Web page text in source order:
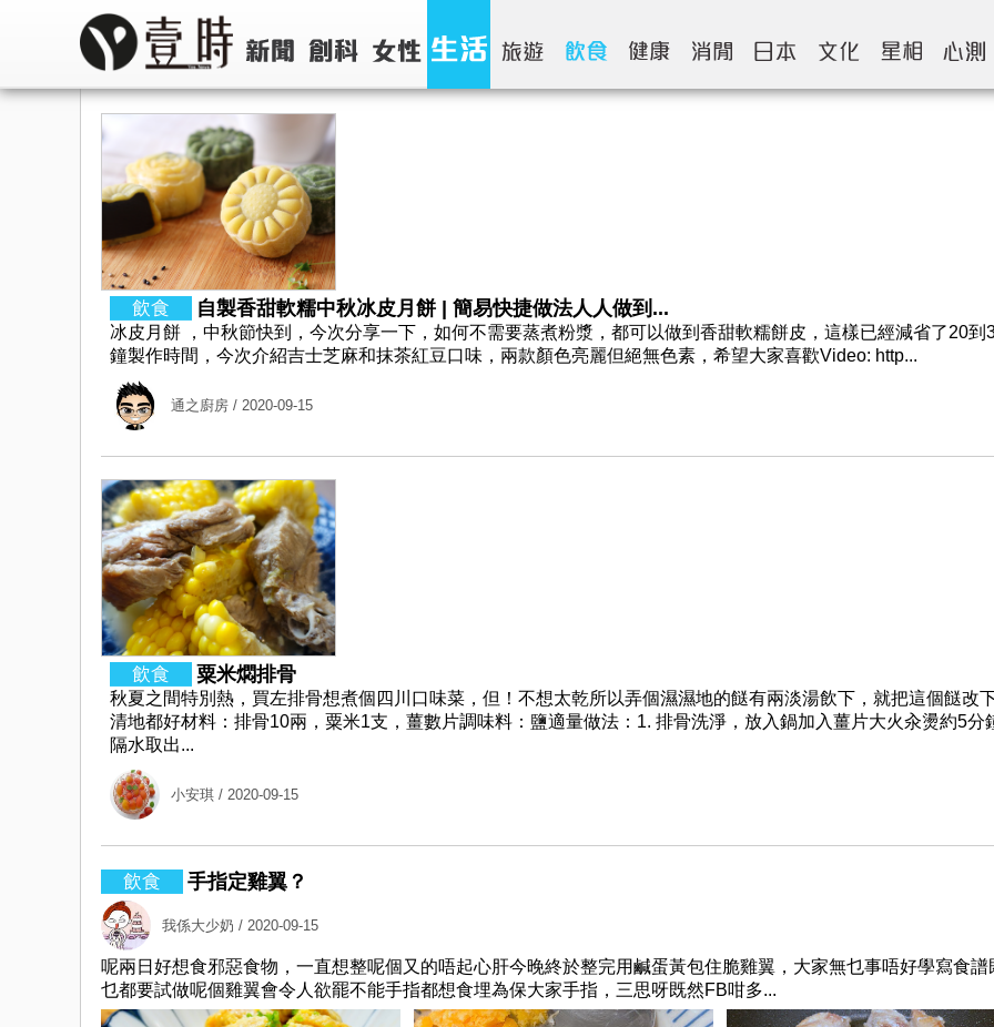
自製香甜軟糯中秋冰皮月餅 | 簡易快捷做法人人做到...
冰皮月餅 ，中秋節快到，今次分享一下，如何不需要蒸煮粉漿，都可以做到香甜軟糯餅皮，這樣已經減省了20到
鐘製作時間，今次介紹吉士芝麻和抹茶紅豆口味，兩款顏色亮麗但絕無色素，希望大家喜歡Video: http...
通之廚房 / 2020-09-15
粟米燜排骨
秋夏之間特別熱，買左排骨想煮個四川口味菜，但！不想太乾所以弄個濕濕地的餸有兩淡湯飲下，就把這個餸改
清地都好材料：排骨10兩，粟米1支，薑數片調味料：鹽適量做法：1. 排骨洗淨，放入鍋加入薑片大火汆燙約5分
隔水取出...
小安琪 / 2020-09-15
手指定雞翼？
我係大少奶 / 2020-09-15
呢兩日好想食邪惡食物，一直想整呢個又的唔起心肝今晚終於整完用鹹蛋黃包住脆雞翼，大家無乜事唔好學寫食譜
乜都要試做呢個雞翼會令人欲罷不能手指都想食埋為保大家手指，三思呀既然FB咁多...